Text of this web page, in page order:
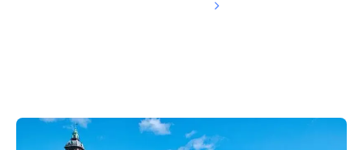
Manuellt Få hjälp